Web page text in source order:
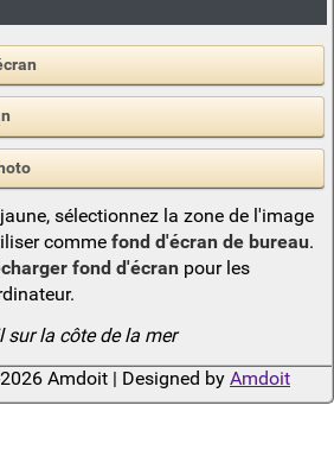
sélectionnez la zone de l'image
comme fond d'écran de bureau.
fond d'écranpour les
sur la côte de la mer
Amdoit | Designed by Amdoit